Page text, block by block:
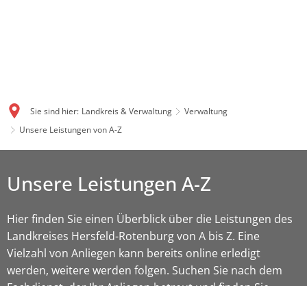
Sie sind hier: Landkreis & Verwaltung
Verwaltung
Unsere Leistungen von A-Z
Unsere Leistungen A-Z
Hier finden Sie einen Überblick über die Leistungen des
Landkreises Hersfeld-Rotenburg von A bis Z. Eine
Vielzahl von Anliegen kann bereits online erledigt
werden, weitere werden folgen. Suchen Sie nach dem